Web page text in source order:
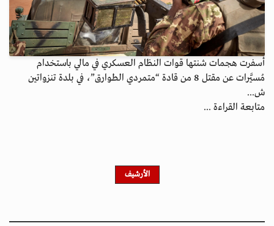
​أسفرت هجمات شنتها قوات النظام العسكري في مالي باستخدام
مُسيَّرات عن مقتل 8 من قادة “متمردي الطوارق”، في بلدة تنزواتين
ش...
متابعة القراءة ...
الأرشيف